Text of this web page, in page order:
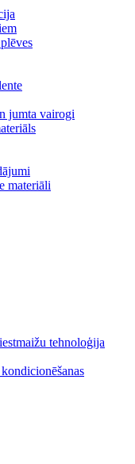
jumta vairogi
materiāli
tehnoloģija